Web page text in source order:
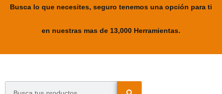
Busca lo que necesites, seguro tenemos una opción para ti
en nuestras mas de 13,000 Herramientas.